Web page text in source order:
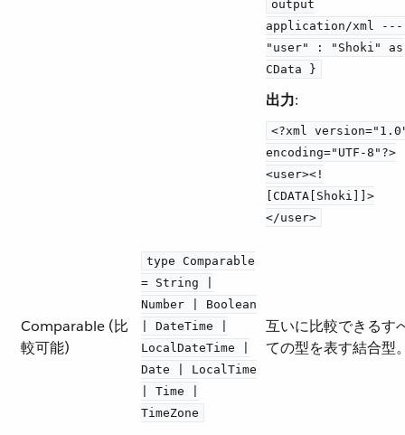
output
application/xml
"user" : "Shoki" as
CData }
出力​:
<?xml
encoding="UTF-8"?>
<user><!
[CDATA[Shoki]]>
</user>
Comparable (比
較可能)
type Comparable
= String |
Number | Boolean
| DateTime |
LocalDateTime |
Date | LocalTime
| Time |
TimeZone
互いに比較できるす
ての型を表す結合型